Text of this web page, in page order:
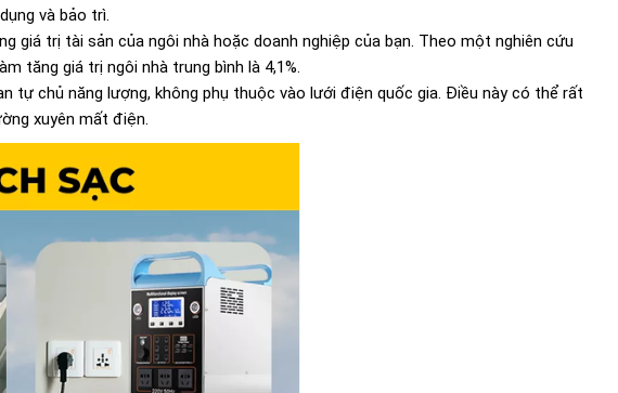
và bảo trì.
giá trị tài sản của ngôi nhà hoặc doanh nghiệp của bạn. Theo một nghiên cứu
tăng giá trị ngôi nhà trung bình là 4,1%.
tự chủ năng lượng, không phụ thuộc vào lưới điện quốc gia. Điều này có thể rất
xuyên mất điện.